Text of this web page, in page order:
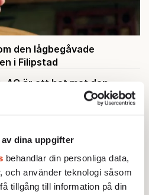
dina uppgifter
behandlar din personliga data,
och använder teknologi såsom
tillgång till information på din
den lågbegåvade
i Filipstad
AC är ett hot mot den
oroar sig
drömde